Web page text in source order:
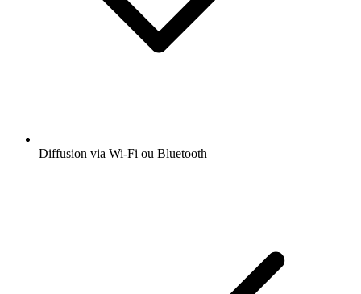
Diffusion via Wi-Fi ou Bluetooth